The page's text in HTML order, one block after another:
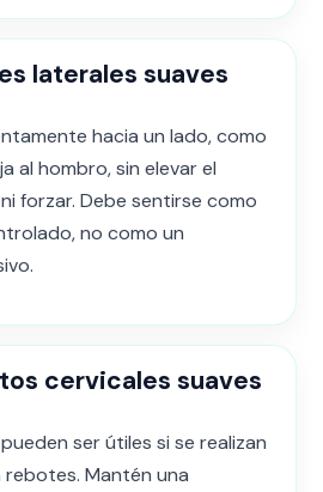
laterales suaves
hacia un lado, como
al hombro, sin elevar el
forzar. Debe sentirse como
no como un
cervicales suaves
ser útiles si se realizan
Mantén una